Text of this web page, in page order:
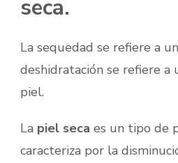
seca.
La sequedad se refiere a
deshidratación se refiere a
piel.
La piel seca es un tipo de
caracteriza por la